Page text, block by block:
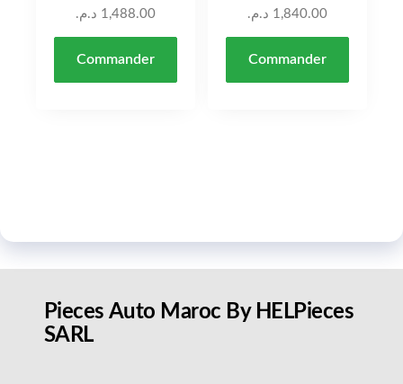
1,488.00 د.م.
Commander
1,840.00 د.م.
Commander
Pieces Auto Maroc By HELPieces
SARL